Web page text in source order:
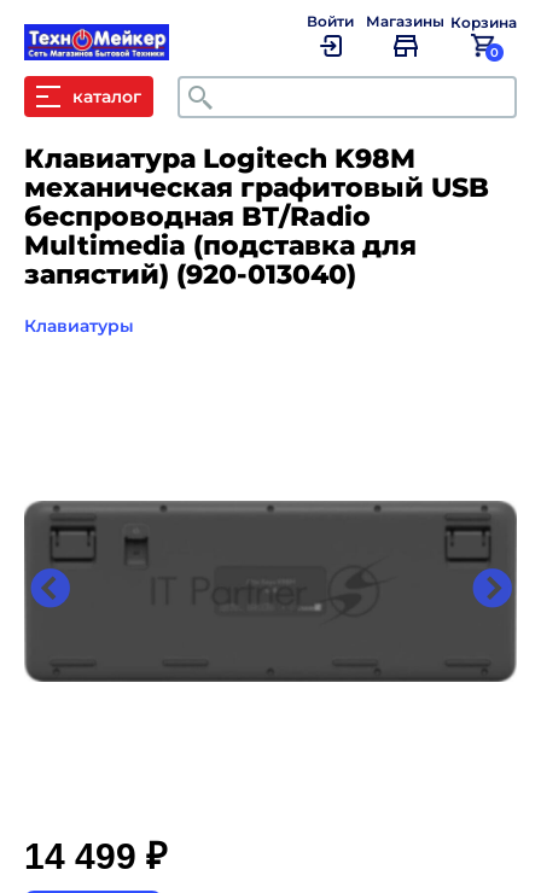
каталог Поиск
Войти Магазины Корзина
0
Клавиатура Logitech K98M
механическая графитовый USB
беспроводная BT/Radio
Multimedia (подставка для
запястий) (920-013040)
Клавиатуры
14 499 ₽